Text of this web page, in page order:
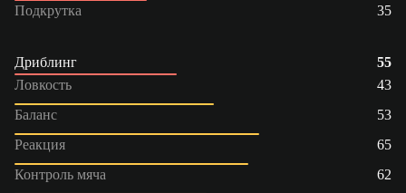
Подкрутка
35
Дриблинг
55
Ловкость
43
Баланс
53
Реакция
65
Контроль мяча
62